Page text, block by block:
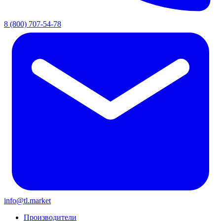
8 (800) 707-54-78
info@tl.market
Производители